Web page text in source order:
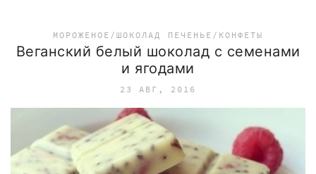
МОРОЖЕНОЕ/ШОКОЛАД ПЕЧЕНЬЕ/КОНФЕТЫ
Веганский белый шоколад с семенами
и ягодами
23 АВГ, 2016